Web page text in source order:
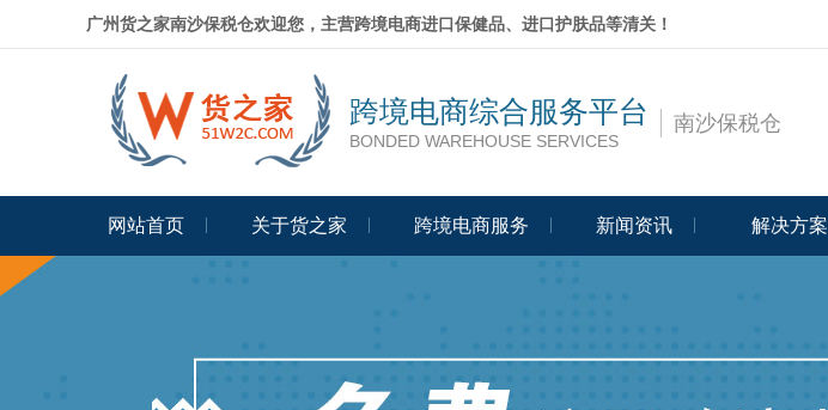
广州货之家南沙保税仓欢迎您，主营跨境电商进口保健品、进口护肤品等清关！
跨境电商综合服务平台
BONDED WAREHOUSE SERVICES
南沙保税仓
网站首页 关于货之家 跨境电商服务 新闻资讯 解决方案